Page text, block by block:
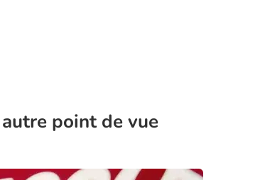
autre point de vue